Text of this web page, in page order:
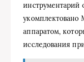
инструментарий
укомплектовано
аппаратом,
исследования